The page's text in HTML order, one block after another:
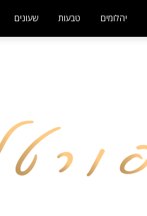
יהלומים טבעות שעונים